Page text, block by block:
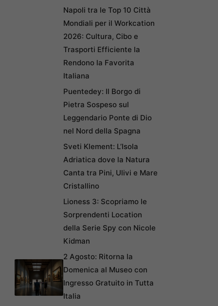
Napoli tra le Top 10 Città
Mondiali per il Workcation
2026: Cultura, Cibo e
Trasporti Efficiente la
Rendono la Favorita
Italiana
Puentedey: Il Borgo di
Pietra Sospeso sul
Leggendario Ponte di Dio
nel Nord della Spagna
Sveti Klement: L’Isola
Adriatica dove la Natura
Canta tra Pini, Ulivi e Mare
Cristallino
Lioness 3: Scopriamo le
Sorprendenti Location
della Serie Spy con Nicole
Kidman
2 Agosto: Ritorna la
Domenica al Museo con
Ingresso Gratuito in Tutta
Italia